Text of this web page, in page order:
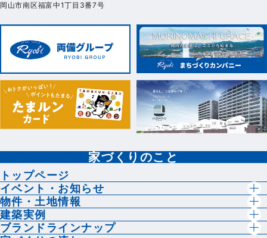
岡山市南区福富中1丁目3番7号
家づくりのこと
トップページ
イベント・お知らせ
物件・土地情報
建築実例
ブランドラインナップ